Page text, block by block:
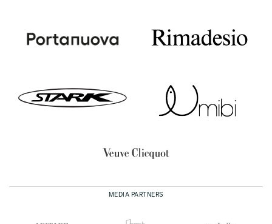
MEDIA PARTNERS